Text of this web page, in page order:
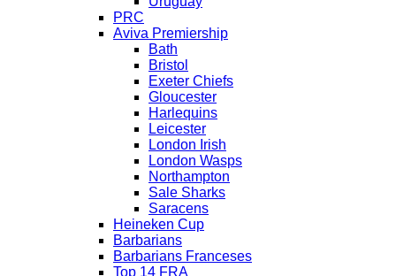
PRC
Aviva Premiership
Bath
Bristol
Exeter Chiefs
Gloucester
Harlequins
Leicester
London Irish
London Wasps
Northampton
Sale Sharks
Saracens
Heineken Cup
Barbarians
Barbarians Franceses
Top 14 FRA